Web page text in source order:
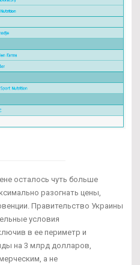
осталось чуть больше
разогнать цены,
Правительство Украины
условия
в ее периметр и
на 3 млрд долларов,
а не